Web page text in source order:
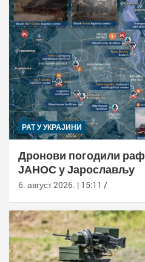
РАТ У УКРАЈИНИ
Дронови погодили
ЈАНОС у Јарослављу
6. август 2026. | 15:11